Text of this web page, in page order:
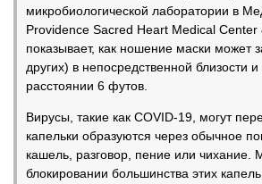
микробиологической лаборатории в
Providence Sacred Heart Medical
показывает, как ношение маски может
других) в непосредственной близости
расстоянии 6 футов.
Вирусы, такие как COVID-19, могут
капельки образуются через обычное
кашель, разговор, пение или чихание.
блокировании большинства этих